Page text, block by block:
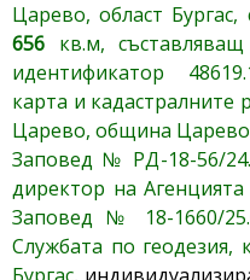
Царево, област
656 кв.м,
идентификатор
карта и кадастралните
Царево, община Царево,
Заповед № РД-18-56/
директор на
Заповед № 18-1660/
Службата по геодезия,